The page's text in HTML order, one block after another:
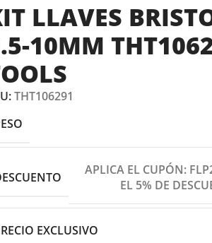
LLAVES
10MM
THT106291
APLICA EL CUPÓN:
EL 5% DE
EXCLUSIVO